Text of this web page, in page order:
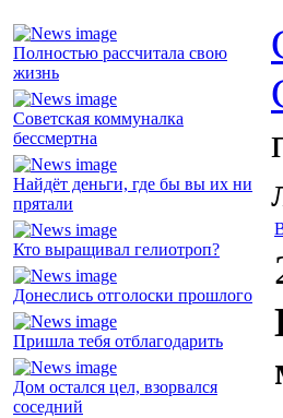
Полностью рассчитала свою
жизнь
Советская коммуналка
бессмертна
Найдёт деньги, где бы вы их ни
прятали
Кто выращивал гелиотроп?
Донеслись отголоски прошлого
Пришла тебя отблагодарить
Дом остался цел, взорвался
соседний